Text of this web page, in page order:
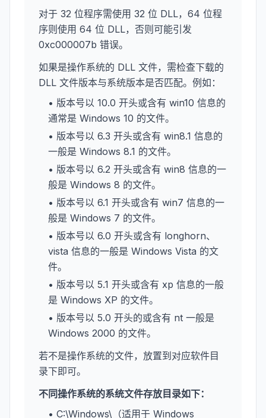
对于 32 位程序需使用 32 位 DLL，64 位程
序则使用 64 位 DLL，否则可能引发
0xc000007b 错误。
如果是操作系统的 DLL 文件，需检查下载的
DLL 文件版本与系统版本是否匹配。例如：
• 版本号以 10.0 开头或含有 win10 信息的
通常是 Windows 10 的文件。
• 版本号以 6.3 开头或含有 win8.1 信息的
一般是 Windows 8.1 的文件。
• 版本号以 6.2 开头或含有 win8 信息的一
般是 Windows 8 的文件。
• 版本号以 6.1 开头或含有 win7 信息的一
般是 Windows 7 的文件。
• 版本号以 6.0 开头或含有 longhorn、
vista 信息的一般是 Windows Vista 的文
件。
• 版本号以 5.1 开头或含有 xp 信息的一般
是 Windows XP 的文件。
• 版本号以 5.0 开头的或含有 nt 一般是
Windows 2000 的文件。
若不是操作系统的文件，放置到对应软件目
录下即可。
不同操作系统的系统文件存放目录如下：
• C:\Windows\（适用于 Windows